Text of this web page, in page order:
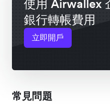
使用 Airwallex
銀行轉帳費用
立即開戶
常見問題